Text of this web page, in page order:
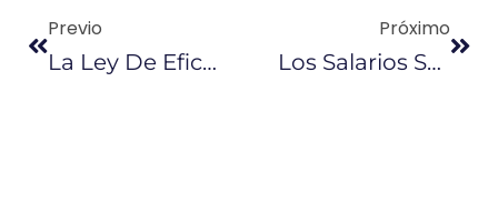
Previo
La Ley De Eficiencia Energética Impulsa El Uso De Buses Eléctricos
Próximo
Los Salarios Sectoriales Se Incrementaron El 2% En Este 2019